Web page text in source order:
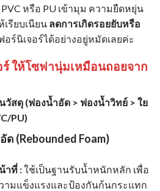
หรือ PU เข้ามุม ความยืดหยุ่น
รียบเนียน ลดการเกิดรอยยับหรือ
ร์นิเจอร์ได้อย่างอยู่หมัดเลยค่ะ
ร์ ให้โซฟานุ่มเหมือนถอยจาก
วัสดุ (ฟองน้ำอัด > ฟองน้ำวิทย์ > ใย
PU)
(Rebounded Foam)
าที่ :ใช้เป็นฐานรับน้ำหนักหลัก เพื่อ
ามแข็งแรงและป้องกันก้นกระแทก